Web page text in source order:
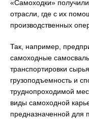
«Самоходки»
отрасли, где с их
производственных
Так, например,
самоходные
транспортировки
грузоподъемность и
труднопроходимой
виды самоходной
предназначенной для